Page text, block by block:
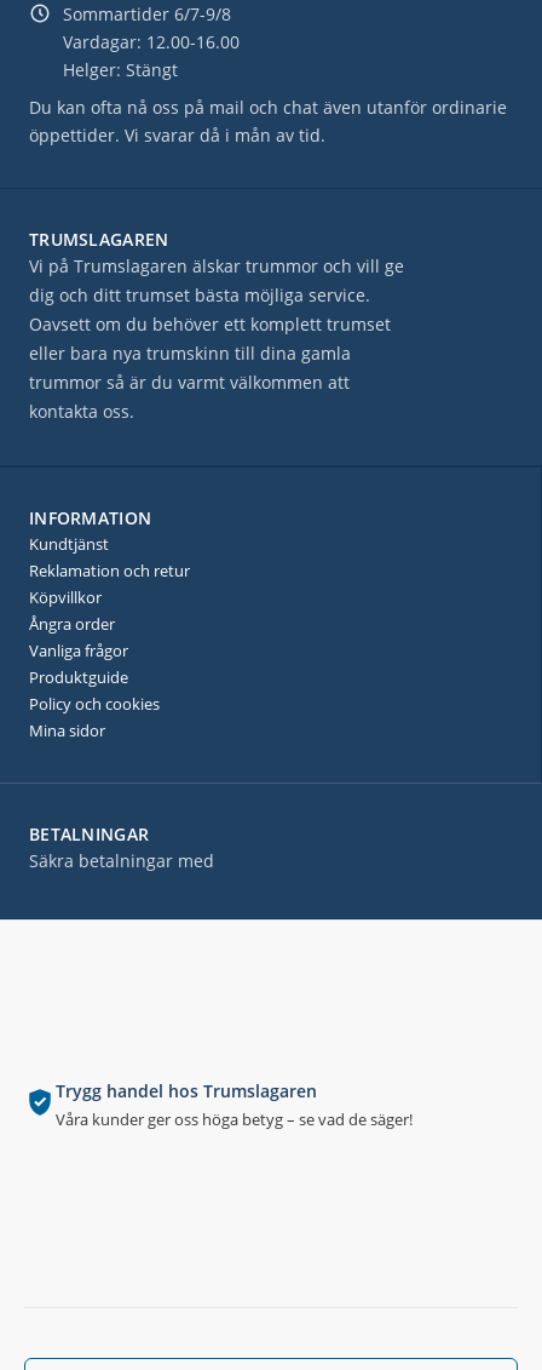
Trygg handel hos Trumslagaren
Våra kunder ger oss höga betyg – se vad de säger!
Sommartider 6/7-9/8
Vardagar: 12.00-16.00
Helger: Stängt
Du kan ofta nå oss på mail och chat även utanför ordinarie
öppettider. Vi svarar då i mån av tid.
BETALNINGAR
Säkra betalningar med
TRUMSLAGAREN
Vi på Trumslagaren älskar trummor och vill ge
dig och ditt trumset bästa möjliga service.
Oavsett om du behöver ett komplett trumset
eller bara nya trumskinn till dina gamla
trummor så är du varmt välkommen att
kontakta oss.
INFORMATION
Kundtjänst
Reklamation och retur
Köpvillkor
Ångra order
Vanliga frågor
Produktguide
Policy och cookies
Mina sidor